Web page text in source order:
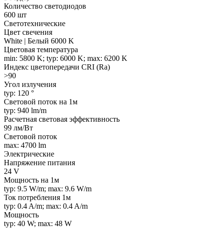
Количество светодиодов
600 шт
Светотехнические
Цвет свечения
White | Белый 6000 K
Цветовая температура
min: 5800 K; typ: 6000 K; max: 6200 K
Индекс цветопередачи CRI (Ra)
>90
Угол излучения
typ: 120 °
Световой поток на 1м
typ: 940 lm/m
Расчетная световая эффективность
99 лм/Вт
Световой поток
max: 4700 lm
Электрические
Напряжение питания
24 V
Мощность на 1м
typ: 9.5 W/m; max: 9.6 W/m
Ток потребления 1м
typ: 0.4 A/m; max: 0.4 A/m
Мощность
typ: 40 W; max: 48 W